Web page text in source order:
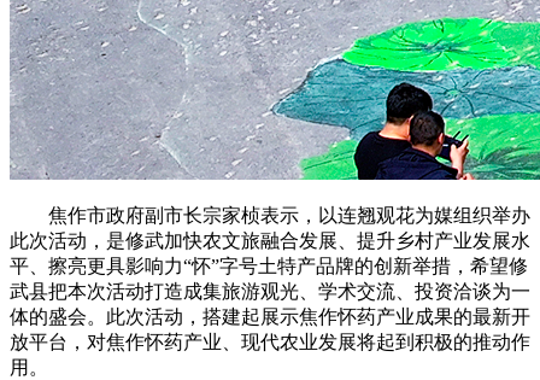
焦作市政府副市长宗家桢表示，以连翘观花为媒组织举办
此次活动，是修武加快农文旅融合发展、提升乡村产业发展水
平、擦亮更具影响力“怀”字号土特产品牌的创新举措，希望修
武县把本次活动打造成集旅游观光、学术交流、投资洽谈为一
体的盛会。此次活动，搭建起展示焦作怀药产业成果的最新开
放平台，对焦作怀药产业、现代农业发展将起到积极的推动作
用。